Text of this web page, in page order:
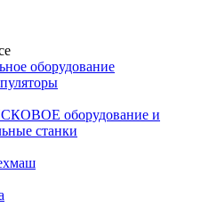
оборудование
оборудование и
станки